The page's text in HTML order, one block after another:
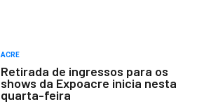
ACRE
Retirada de ingressos para os
shows da Expoacre inicia nesta
quarta-feira